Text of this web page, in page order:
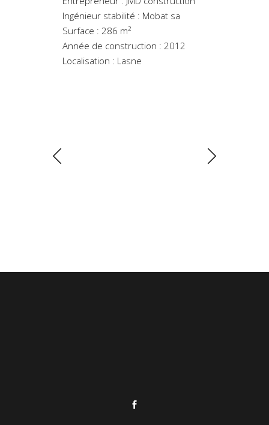
Ingénieur stabilité : Mobat sa
Surface : 286 m²
Année de construction : 2012
Localisation : Lasne